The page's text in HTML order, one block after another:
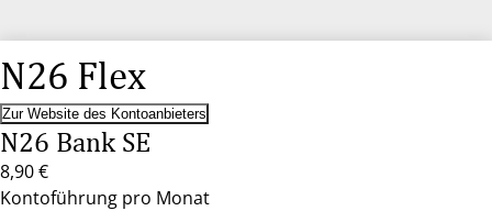
N26 Flex
Zur Website des Kontoanbieters
N26 Bank SE
8,90 €
Kontoführung pro Monat